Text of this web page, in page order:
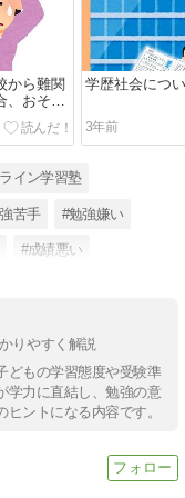
から難関
おそら
に困りま
学歴社会につ
3年前
イン学習塾
苦手 #勉強嫌い
#成績悪い
りやすく解説
どもの学習態度や受験準
学力に直結し、勉強の意
ントになる内容です。